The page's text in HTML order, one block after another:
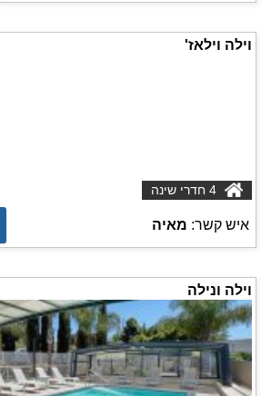
וילה וילאז'
איש קשר: מאיה
וילה ונילה